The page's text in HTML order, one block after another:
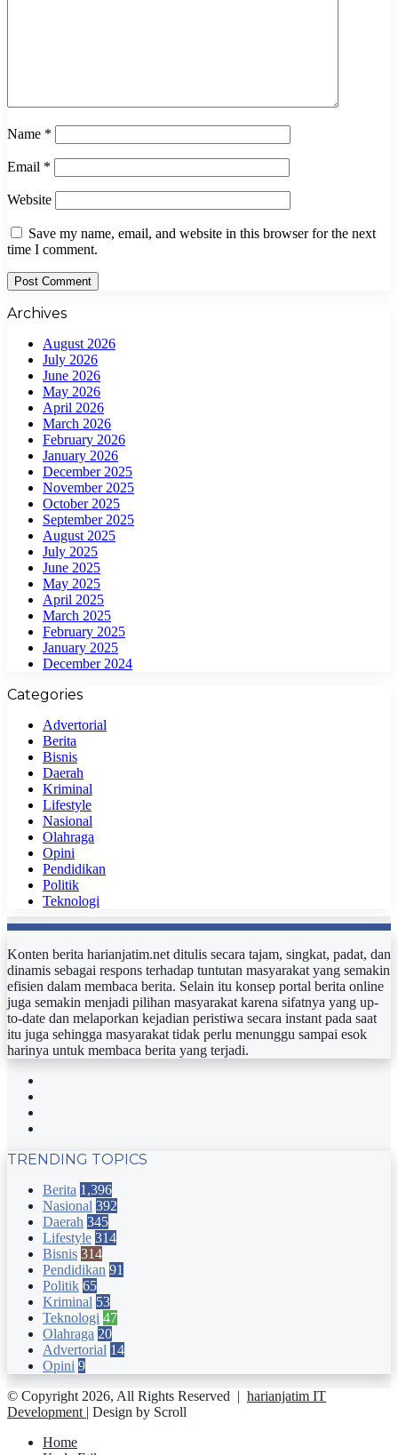
Name *
Email *
Website
Save my name, email, and website in this browser for the next
time I comment.
Archives
August 2026
July 2026
June 2026
May 2026
April 2026
March 2026
February 2026
January 2026
December 2025
November 2025
October 2025
September 2025
August 2025
July 2025
June 2025
May 2025
April 2025
March 2025
February 2025
January 2025
December 2024
Categories
Advertorial
Berita
Bisnis
Daerah
Kriminal
Lifestyle
Nasional
Olahraga
Opini
Pendidikan
Politik
Teknologi
Konten berita harianjatim.net ditulis secara tajam, singkat, padat, dan
dinamis sebagai respons terhadap tuntutan masyarakat yang semakin
efisien dalam membaca berita. Selain itu konsep portal berita online
juga semakin menjadi pilihan masyarakat karena sifatnya yang up-
to-date dan melaporkan kejadian peristiwa secara instant pada saat
itu juga sehingga masyarakat tidak perlu menunggu sampai esok
harinya untuk membaca berita yang terjadi.
TRENDING TOPICS
Berita 1,396
Nasional 392
Daerah 345
Lifestyle 314
Bisnis 314
Pendidikan 91
Politik 65
Kriminal 53
Teknologi 47
Olahraga 20
Advertorial 14
Opini 9
© Copyright 2026, All Rights Reserved | harianjatim IT
Development | Design by Scroll
Home